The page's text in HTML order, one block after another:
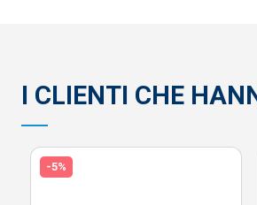
I CLIENTI CHE
-5%